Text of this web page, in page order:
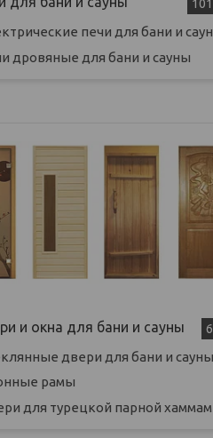
печи для бани и
дровяные для бани и сауны
и окна для бани и сауны
двери для бани и сауны
рамы
для турецкой парной хаммам